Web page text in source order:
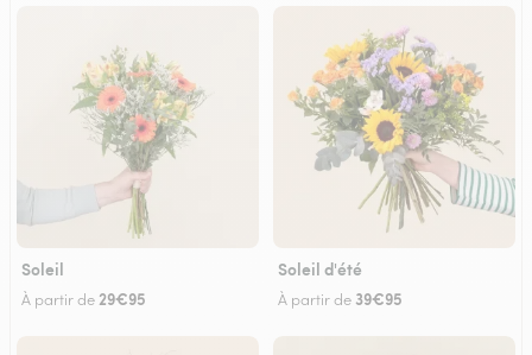
Soleil
À partir de 29€95
Soleil d'été
À partir de 39€95